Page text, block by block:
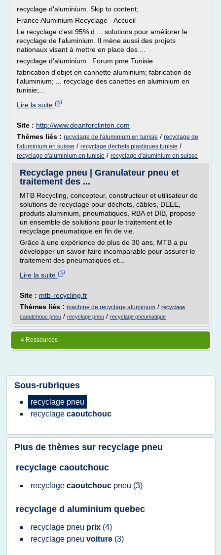
recyclage d'aluminium. Skip to content;
France Aluminium Recyclage - Accueil
Le recyclage c'est 95% d ... solutions pour améliorer le
recyclage de l'aluminium. Il mène aussi des projets
nationaux visant à mettre en place des ...
recyclage d'aluminium : Forum pme Tunisie
fabrication d'objet en cannette aluminium; fabrication de
l'aluminium; ... recyclage des canettes en aluminium en
tunisie;...
Lire la suite
Site : http://www.deanforclinton.com
Thèmes liés : recyclage de l'aluminium en tunisie / recyclage de
l'aluminium en suisse / recyclage dechets plastiques tunisie /
recyclage d'aluminium en tunisie / recyclage d'aluminium en suisse
Recyclage pneu | Granulateur pneu et
traitement des ...
MTB Recycling, concepteur, constructeur et utilisateur de
solutions de recyclage pour déchets, câbles, DEEE,
produits aluminium, pneumatiques, RBA et DIB, propose
un ensemble de solutions pour le traitement et le
recyclage pneumatique en fin de vie.
Grâce à une expérience de plus de 30 ans, MTB a pu
développer un savoir-faire incomparable pour assurer le
traitement des pneumatiques et...
Lire la suite
Site : mtb-recycling.fr
Thèmes liés : machine de recyclage aluminium / recyclage
caoutchouc pneu / recyclage pneu / recyclage pneumatique
4 Ressources
Sous-rubriques
recyclage pneu
recyclage caoutchouc
Plus de thèmes sur recyclage pneu
recyclage caoutchouc
recyclage caoutchouc pneu (3)
recyclage d aluminium quebec
recyclage pneu prix (4)
recyclage pneu voiture (3)